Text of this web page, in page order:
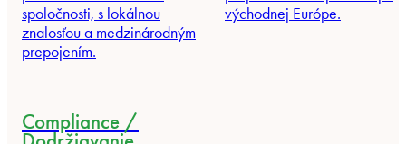
spoločnosti, s lokálnou
znalosťou a medzinárodným
prepojením.
východnej Európe.
Compliance /